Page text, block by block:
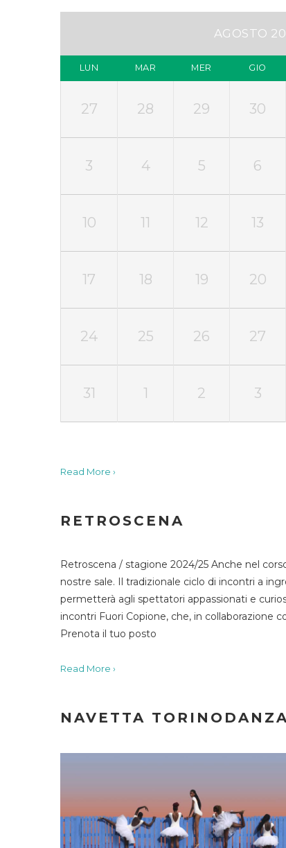
AGOSTO
LUN MAR MER GIO
27 28 29 30
3 4 5 6
10 11 12 13
17 18 19 20
24 25 26 27
31 1 2 3
Read More ›
RETROSCENA
Retroscena / stagione 2024/25 Anche nel
nostre sale. Il tradizionale ciclo di incontri a
permetterà agli spettatori appassionati e
incontri Fuori Copione, che, in collaborazione
Prenota il tuo posto
Read More ›
NAVETTA